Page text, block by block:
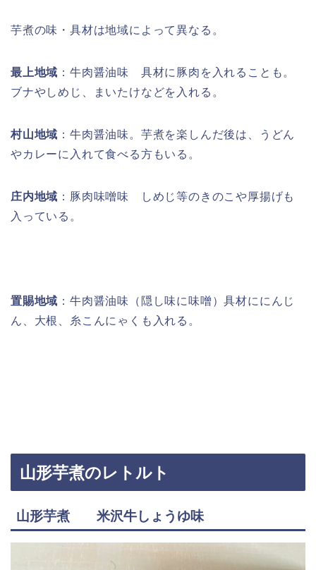
芋煮の味・具材は地域によって異なる。
最上地域 ：牛肉醤油味 具材に豚肉を入れることも。
ブナやしめじ、まいたけなどを入れる。
村山地域 ：牛肉醤油味。芋煮を楽しんだ後は、うどん
やカレーに入れて食べる方もいる。
庄内地域 ：豚肉味噌味 しめじ等のきのこや厚揚げも
入っている。
置賜地域 ：牛肉醤油味（隠し味に味噌）具材ににんじ
ん、大根、糸こんにゃくも入れる。
山形芋煮のレトルト
山形芋煮 米沢牛しょうゆ味